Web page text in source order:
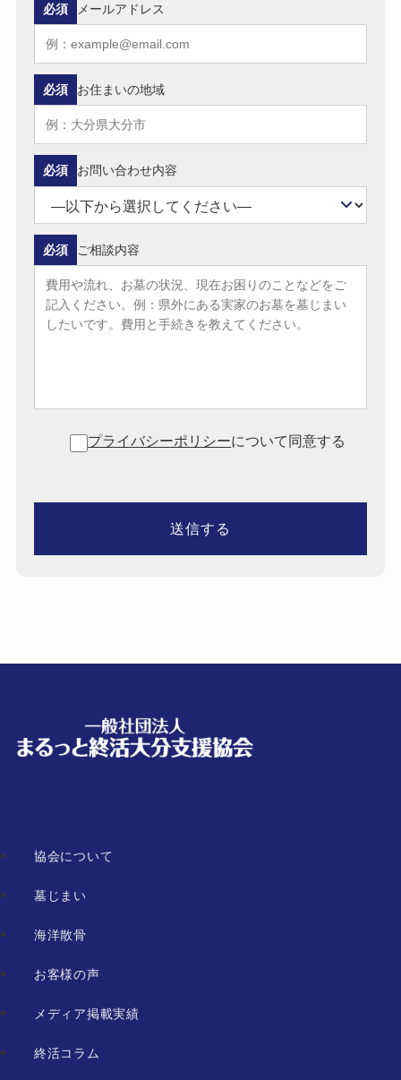
メールアドレス
必須
お住まいの地域
必須
お問い合わせ内容
必須
ご相談内容
必須
プライバシーポリシーについて同意する
協会について
墓じまい
海洋散骨
お客様の声
メディア掲載実績
終活コラム